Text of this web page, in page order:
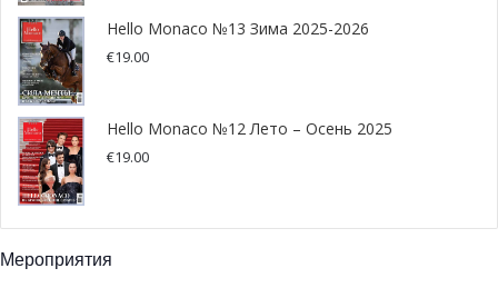
Hello Monaco №13 Зима 2025-2026
€19.00
Hello Monaco №12 Лето – Осень 2025
€19.00
Мероприятия